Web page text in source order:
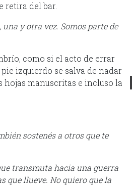
retira del bar.
y otra vez. Somos parte de
como si el acto de errar
izquierdo se salva de nadar
hojas manuscritas e incluso la
sostenés a otros que te
transmuta hacia una guerra
que llueve. No quiero que la